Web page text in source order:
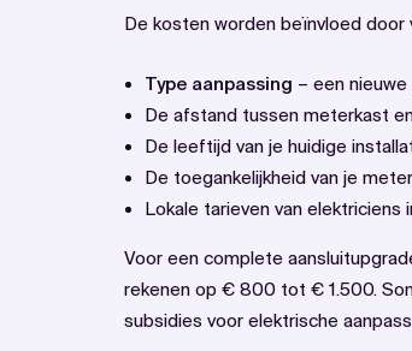
De kosten worden beïnvloed door
Type aanpassing – een
De afstand tussen meterkast
De leeftijd van je huidige
De toegankelijkheid van je
Lokale tarieven van elektriciens
Voor een complete
rekenen op € 800 tot € 1.500.
subsidies voor elektrische